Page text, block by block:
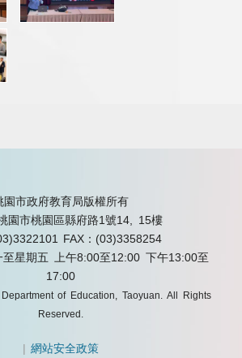
園市政府教育局版權所有
園市桃園區縣府路1號14, 15樓
FAX：(03)3358254
至星期五 上午8:00至12:00 下午13:00至
17:00
of Education, Taoyuan. All Rights
Reserved.
|網站安全政策